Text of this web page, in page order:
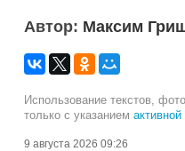
Автор: Максим
Использование текстов,
только с указанием
9 августа 2026 09:26